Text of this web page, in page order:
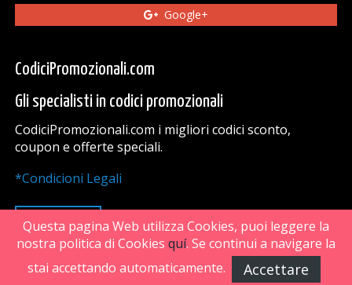
Google+
CodiciPromozionali.com
Gli specialisti in codici promozionali
CodiciPromozionali.com i migliori codici sconto,
coupon e offerte speciali.
*Condicioni Legali
VAI SU
FiveDoors Network 2018
Questa pagina Web utilizza Cookies, puoi leggere la
nostra politica di Cookies quí. Se continui a navigare la
stai accettando automaticamente.
Accettare